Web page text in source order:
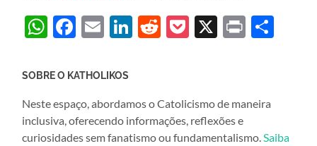
WhatsApp
Facebook
EmailLinkedIn
Reddit
Pocket
X Print
SOBRE O KATHOLIKOS
Neste espaço, abordamos o Catolicismo de maneira
inclusiva, oferecendo informações, reflexões e
curiosidades sem fanatismo ou fundamentalismo.Saiba